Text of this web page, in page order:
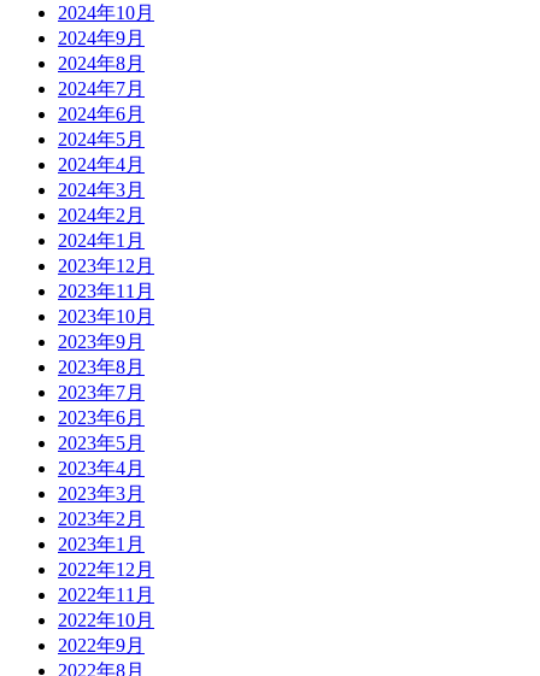
2024年10月
2024年9月
2024年8月
2024年7月
2024年6月
2024年5月
2024年4月
2024年3月
2024年2月
2024年1月
2023年12月
2023年11月
2023年10月
2023年9月
2023年8月
2023年7月
2023年6月
2023年5月
2023年4月
2023年3月
2023年2月
2023年1月
2022年12月
2022年11月
2022年10月
2022年9月
2022年8月